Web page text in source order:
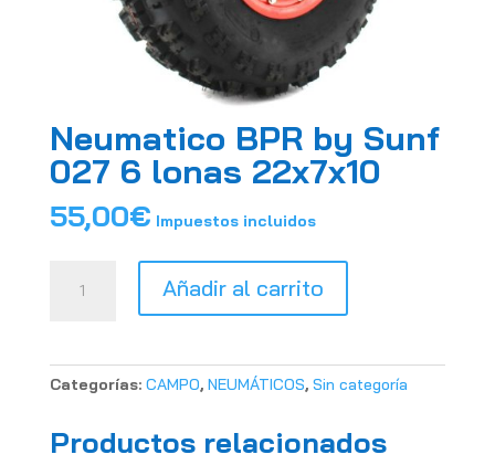
Neumatico BPR by Sunf
027 6 lonas 22x7x10
55,00€ Impuestos incluidos
22x7x10
Añadir al carrito
Categorías: CAMPO, NEUMÁTICOS, Sin categoría
Productos relacionados